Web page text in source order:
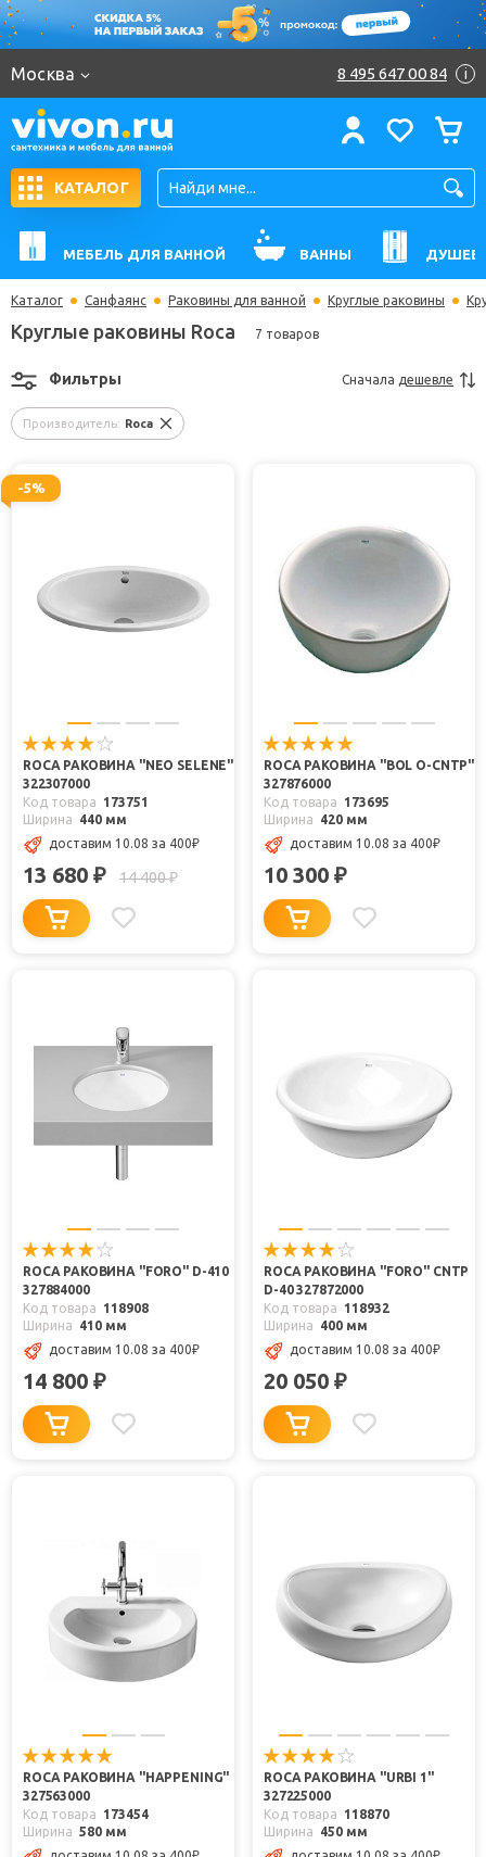
Москва 8 495 647 00 84 i
КАТАЛОГ
МЕБЕЛЬ ДЛЯ ВАННОЙ ВАННЫ
Каталог Санфаянс Раковины для ванной Круглые раковины
Круглые раковины Roca 7 товаров
Производитель: Roca
Фильтры Сначала дешевле
-5%
ROCA РАКОВИНА "NEO SELENE"
322307000
Код товара
173751
Ширина
440 мм
доставим 10.08 за 400₽
13 680 ₽ 14 400₽
ROCA РАКОВИНА "BOL O-CNTP"
327876000
Код товара
173695
Ширина
420 мм
доставим 10.08 за 400₽
10 300 ₽
ROCA РАКОВИНА "FORO" D-410
327884000
Код товара
118908
Ширина
410 мм
доставим 10.08 за 400₽
14 800 ₽
ROCA РАКОВИНА "FORO" CNTP
D-40 327872000
Код товара
118932
Ширина
400 мм
доставим 10.08 за 400₽
20 050 ₽
ROCA РАКОВИНА "HAPPENING"
327563000
Код товара
173454
Ширина 580 мм
ROCA РАКОВИНА "URBI 1"
327225000
Код товара
118870
Ширина
450 мм